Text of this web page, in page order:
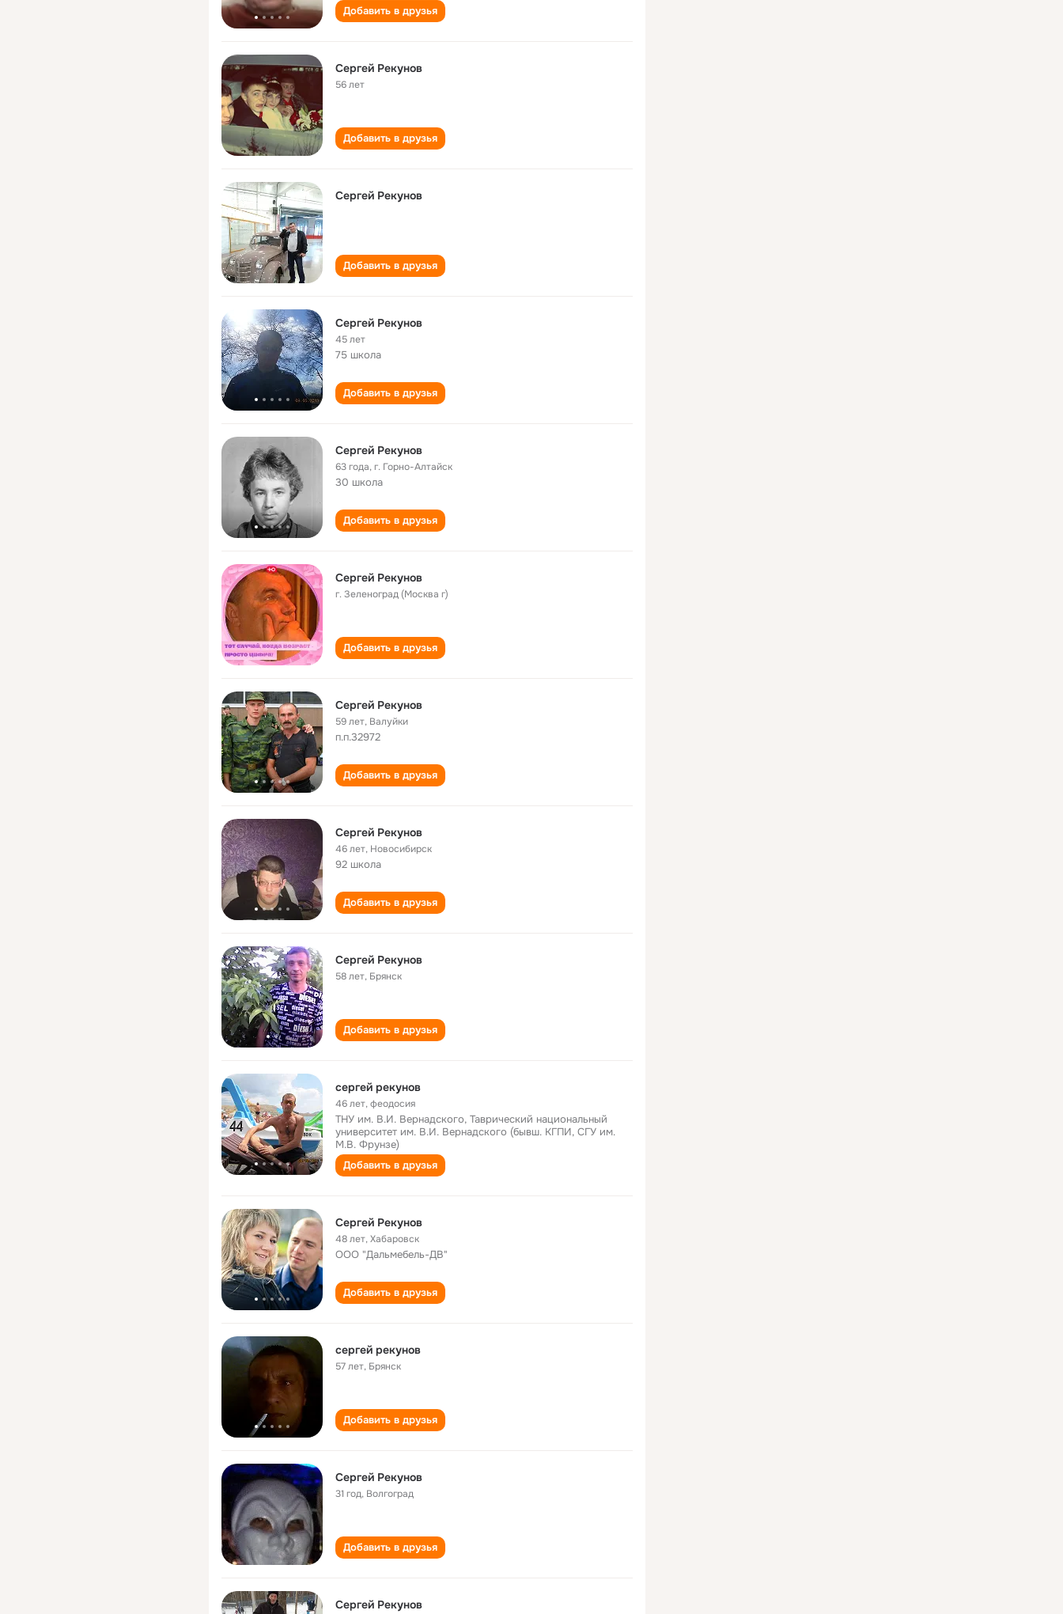
Добавить в друзья
Сергей Рекунов
56 лет
Добавить в друзья
Сергей Рекунов
Добавить в друзья
Сергей Рекунов
45 лет
75 школа
Добавить в друзья
Сергей Рекунов
63 года,г. Горно-Алтайск
30 школа
Добавить в друзья
Сергей Рекунов
г. Зеленоград (Москва г)
Добавить в друзья
Сергей Рекунов
59 лет, Валуйки
п.п.32972
Добавить в друзья
Сергей Рекунов
46 лет, Новосибирск
92 школа
Добавить в друзья
Сергей Рекунов
58 лет, Брянск
Добавить в друзья
сергей рекунов
46 лет,феодосия
ТНУ им. В.И. Вернадского, Таврический национальный
университет им. В.И. Вернадского (бывш. КГПИ, СГУ им.
М.В. Фрунзе)
Добавить в друзья
Сергей Рекунов
48 лет,Хабаровск
ООО "Дальмебель-ДВ"
Добавить в друзья
сергей рекунов
57 лет, Брянск
Добавить в друзья
Сергей Рекунов
31 год, Волгоград
Добавить в друзья
Cергей Рекунов